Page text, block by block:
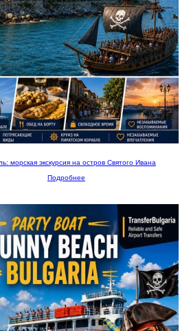
морская экскурсия на остров Святого Ивана
Подробнее